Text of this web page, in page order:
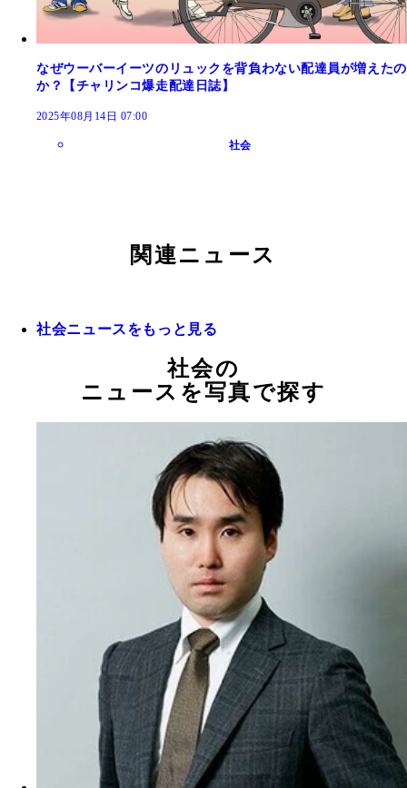
なぜウーバーイーツのリュックを背負わない配達員が増えたの
か？【チャリンコ爆走配達日誌】
2025年08月14日 07:00
社会
関連ニュース
社会ニュースをもっと見る
社会の
ニュースを写真で探す